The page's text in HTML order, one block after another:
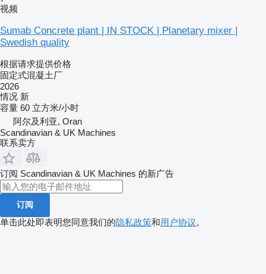
视频
Sumab Concrete plant | IN STOCK | Planetary mixer |
Swedish quality
根据请求提供价格
固定式混凝土厂
2026
情况 新
容量 60 立方米/小时
阿尔及利亚, Oran
Scandinavian & UK Machines
联系卖方
订阅 Scandinavian & UK Machines 的新广告
订阅
单击此处即表明您同意我们的隐私政策和用户协议。